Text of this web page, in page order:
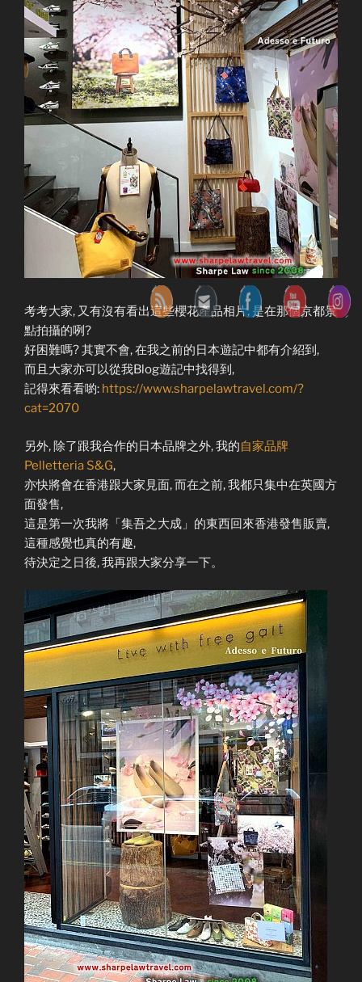
考考大家, 又有沒有看出這些櫻花產品相片, 是在那個京都景
點拍攝的咧?
好困難嗎? 其實不會, 在我之前的日本遊記中都有介紹到,
而且大家亦可以從我Blog遊記中找得到,
記得來看看喲: https://www.sharpelawtravel.com/?
cat=2070
另外, 除了跟我合作的日本品牌之外, 我的自家品牌
Pelletteria S&G,
亦快將會在香港跟大家見面, 而在之前, 我都只集中在英國方
面發售,
這是第一次我將「集吾之大成」的東西回來香港發售販賣,
這種感覺也真的有趣,
待決定之日後, 我再跟大家分享一下。